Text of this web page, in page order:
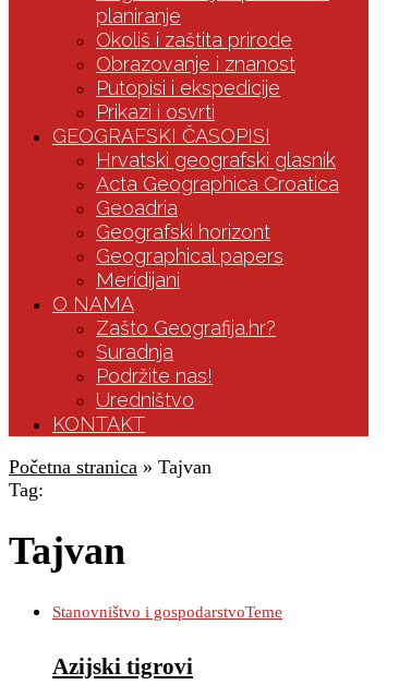
planiranje
Okoliš i zaštita prirode
Obrazovanje i znanost
Putopisi i ekspedicije
Prikazi i osvrti
GEOGRAFSKI ČASOPISI
Hrvatski geografski glasnik
Acta Geographica Croatica
Geoadria
Geografski horizont
Geographical papers
Meridijani
O NAMA
Zašto Geografija.hr?
Suradnja
Podržite nas!
Uredništvo
KONTAKT
Početna stranica » Tajvan
Tag:
Tajvan
Stanovništvo i gospodarstvoTeme
Azijski tigrovi